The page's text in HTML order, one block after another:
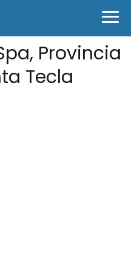
Provincia
Tecla